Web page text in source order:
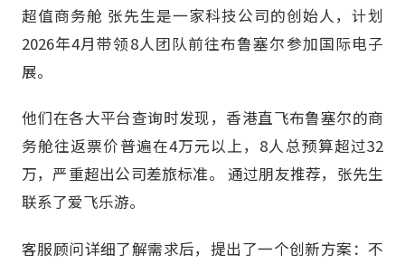
超值商务舱 张先生是一家科技公司的创始人，计划
2026年4月带领8人团队前往布鲁塞尔参加国际电子
展。
他们在各大平台查询时发现，香港直飞布鲁塞尔的商
务舱往返票价普遍在4万元以上，8人总预算超过32
万，严重超出公司差旅标准。 通过朋友推荐，张先生
联系了爱飞乐游。
客服顾问详细了解需求后，提出了一个创新方案：不